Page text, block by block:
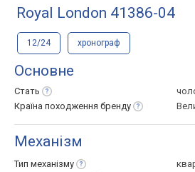
Royal London 41386-04
12/24 хронограф
Основне
Стать
Країна походження бренду
Механізм
Тип механізму